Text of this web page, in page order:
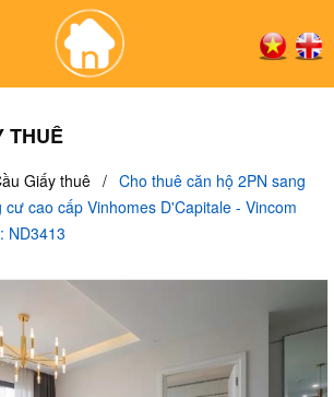
THUÊ
Giấy thuê / Cho thuê căn hộ 2PN sang
cao cấp Vinhomes D'Capitale - Vincom
ND3413